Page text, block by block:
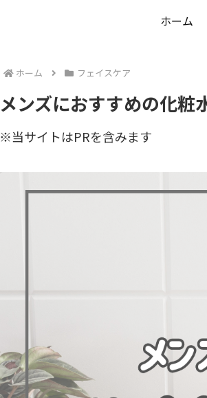
ホーム
ホーム フェイスケア
メンズにおすすめの化粧
※当サイトはPRを含みます